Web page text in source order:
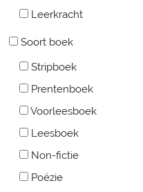
Leerkracht
Soort boek
Stripboek
Prentenboek
Voorleesboek
Leesboek
Non-fictie
Poëzie